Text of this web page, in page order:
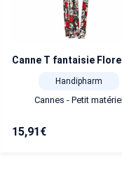
Handipharm
Cannes - Petit matériel
15,91 €